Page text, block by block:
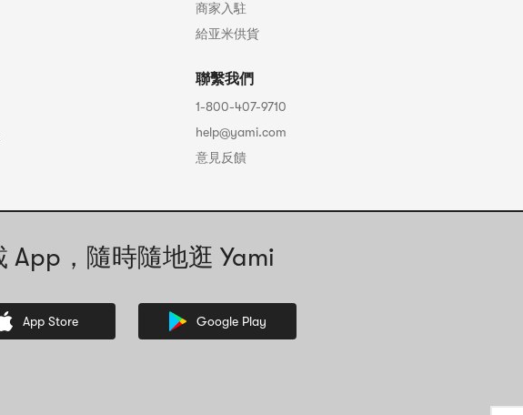
商家入駐
給亚米供貨
聯繫我們
1-800-407-9710
help@yami.com
意見反饋
App，隨時隨地逛 Yami
App Store Google Play